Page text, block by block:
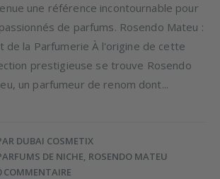
une référence incontournable pour
de parfums. Rosendo Mateu :
de la Parfumerie À l'origine de cette
prestigieuse se trouve Rosendo
un parfumeur de renom dont...
DUBAI COSMETIX
DE NICHE ROSENDO MATEU
COMMENTAIRE